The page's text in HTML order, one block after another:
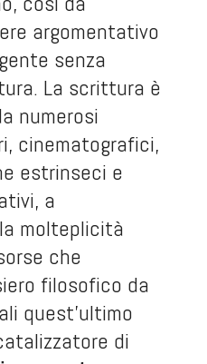
argomentativo
senza
La scrittura è
numerosi
cinematografici,
estrinseci e
a
molteplicità
che
filosofico da
quest’ultimo
di